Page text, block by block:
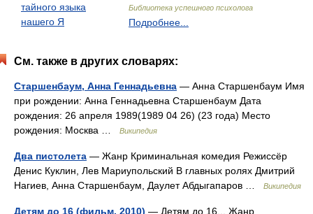
тайного языка
нашего Я
Библиотека успешного психолога
Подробнее...
См. также в других словарях:
Старшенбаум, Анна Геннадьевна — Анна Старшенбаум Имя
при рождении: Анна Геннадьевна Старшенбаум Дата
рождения: 26 апреля 1989(1989 04 26) (23 года) Место
рождения: Москва …
Википедия
Два пистолета — Жанр Криминальная комедия Режиссёр
Денис Куклин, Лев Мариупольский В главных ролях Дмитрий
Нагиев, Анна Старшенбаум, Даулет Абдыгапаров …
Википедия
Детям до 16 (фильм, 2010) — Детям до 16... Жанр